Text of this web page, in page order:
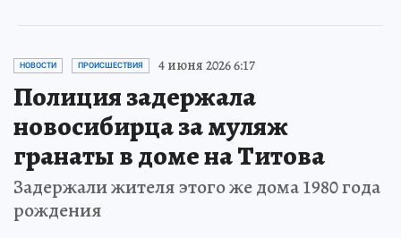
НОВОСТИ ПРОИСШЕСТВИЯ 4 июня 2026 6:17
Полиция задержала
новосибирца за муляж
гранаты в доме на Титова
Задержали жителя этого же дома 1980 года
рождения